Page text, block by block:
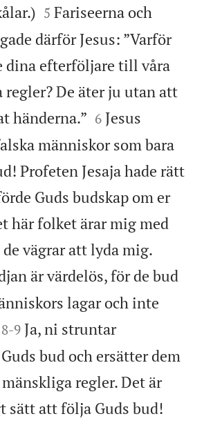


5 Fariseerna och
därför Jesus: ”Varför
dina efterföljare till våra
regler? De äter ju utan att
händerna.” 

6 Jesus
människor som bara
Profeten Jesaja hade rätt
Guds budskap om er
här folket ärar mig med
vägrar att lyda mig.
är värdelös, för de bud
lagar och inte


8-9 Ja, ni struntar
bud och ersätter dem
regler. Det är
sätt att följa Guds bud!